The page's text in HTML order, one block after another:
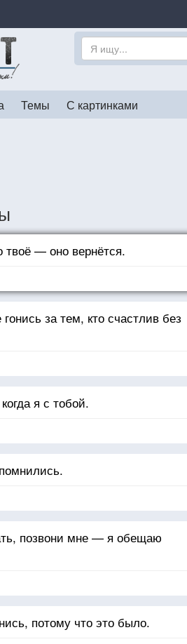
Темы С картинками
— оно вернётся.
за тем, кто счастлив без
я с тобой.
позвони мне — я обещаю
потому что это было.